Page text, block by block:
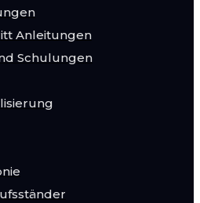
Anleitungen
Schulungen